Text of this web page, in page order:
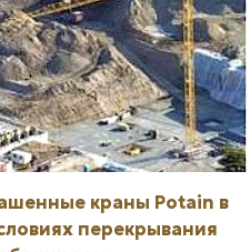
краны Potain в
перекрывания